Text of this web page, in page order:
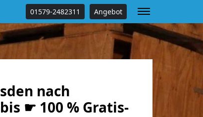
01579-2482311 Angebot
nach
☛ 100 % Gratis-